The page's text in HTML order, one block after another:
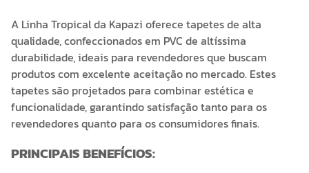
A Linha Tropical da Kapazi oferece tapetes de alta
qualidade, confeccionados em PVC de altíssima
durabilidade, ideais para revendedores que buscam
produtos com excelente aceitação no mercado. Estes
tapetes são projetados para combinar estética e
funcionalidade, garantindo satisfação tanto para os
revendedores quanto para os consumidores finais.
PRINCIPAIS BENEFÍCIOS: